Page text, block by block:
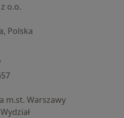
o.o.
Polska
m.st. Warszawy